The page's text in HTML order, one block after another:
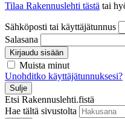
Tilaa Rakennuslehti tästä tai
Sähköposti tai käyttäjätunnus
Salasana
Kirjaudu sisään
Muista minut
Unohditko käyttäjätunnuksesi?
Sulje
Etsi Rakennuslehti.fistä
Hae tältä sivustolta